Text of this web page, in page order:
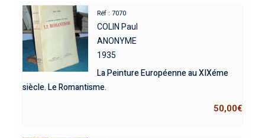
Réf : 7070
COLIN Paul
ANONYME
1935
La Peinture Européenne au XIXéme
siècle. Le Romantisme.
50,00€